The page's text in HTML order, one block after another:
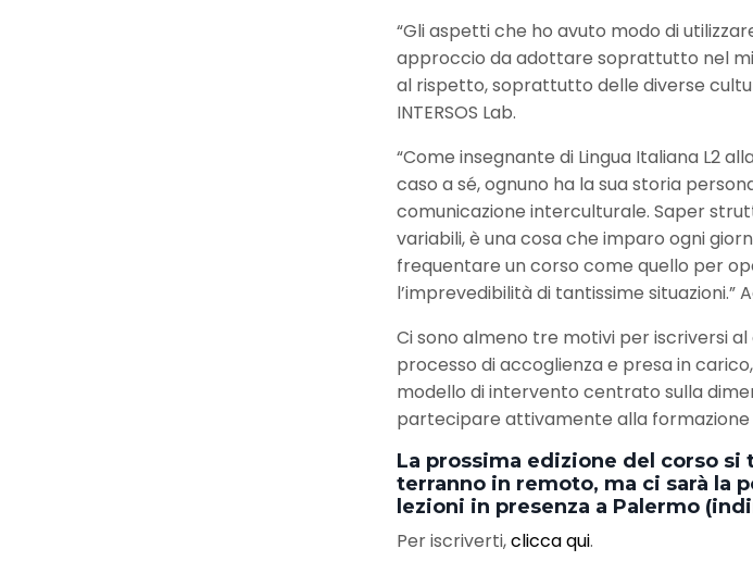
“Gli aspetti che ho avuto modo di
approccio da adottare soprattutto nel
al rispetto, soprattutto delle diverse
INTERSOS Lab.
“Come insegnante di Lingua Italiana L2
caso a sé, ognuno ha la sua storia
comunicazione interculturale. Saper
variabili, è una cosa che imparo ogni
frequentare un corso come quello per
l’imprevedibilità di tantissime situazioni.”
Ci sono almeno tre motivi per iscriversi
processo di accoglienza e presa in
modello di intervento centrato sulla
partecipare attivamente alla
La prossima edizione del corso
terranno in remoto, ma ci sarà la
lezioni in presenza a Palermo
Per iscriverti,clicca qui.